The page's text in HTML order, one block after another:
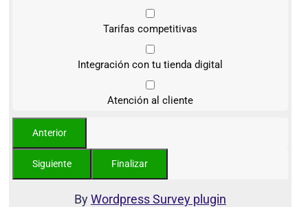
Tarifas competitivas
Integración con tu tienda digital
Atención al cliente
ByWordpress Survey plugin